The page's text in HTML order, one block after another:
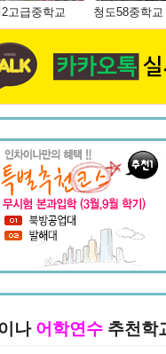
고급중학교 청도58중학교
나 어학연수 추천학